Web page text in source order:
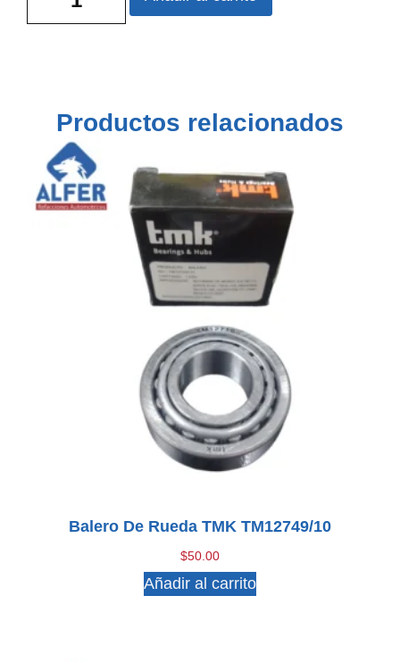
Productos relacionados
Balero De Rueda TMK TM12749/10
$50.00
Añadir al carrito